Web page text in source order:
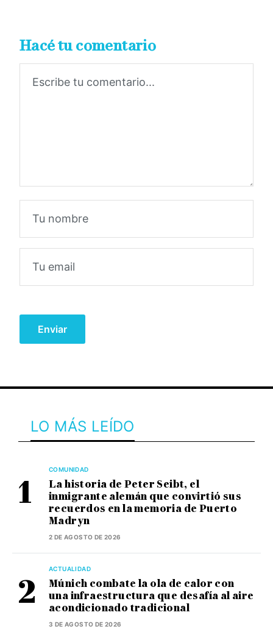
Hacé tu comentario
LO MÁS LEÍDO
COMUNIDAD
La historia de Peter Seibt, el
inmigrante alemán que convirtió sus
recuerdos en la memoria de Puerto
Madryn
2 DE AGOSTO DE 2026
ACTUALIDAD
Múnich combate la ola de calor con
una infraestructura que desafía al aire
acondicionado tradicional
3 DE AGOSTO DE 2026